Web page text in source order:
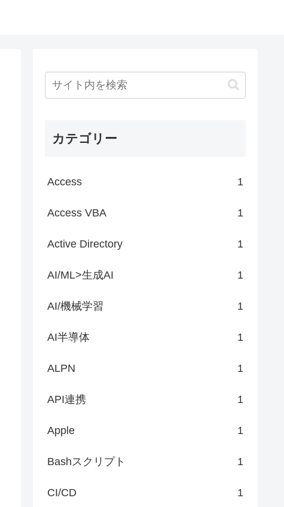
カテゴリー
Access 1
Access VBA 1
Active Directory 1
AI/ML>生成AI 1
AI/機械学習 1
AI半導体 1
ALPN 1
API連携 1
Apple 1
Bashスクリプト 1
CI/CD 1